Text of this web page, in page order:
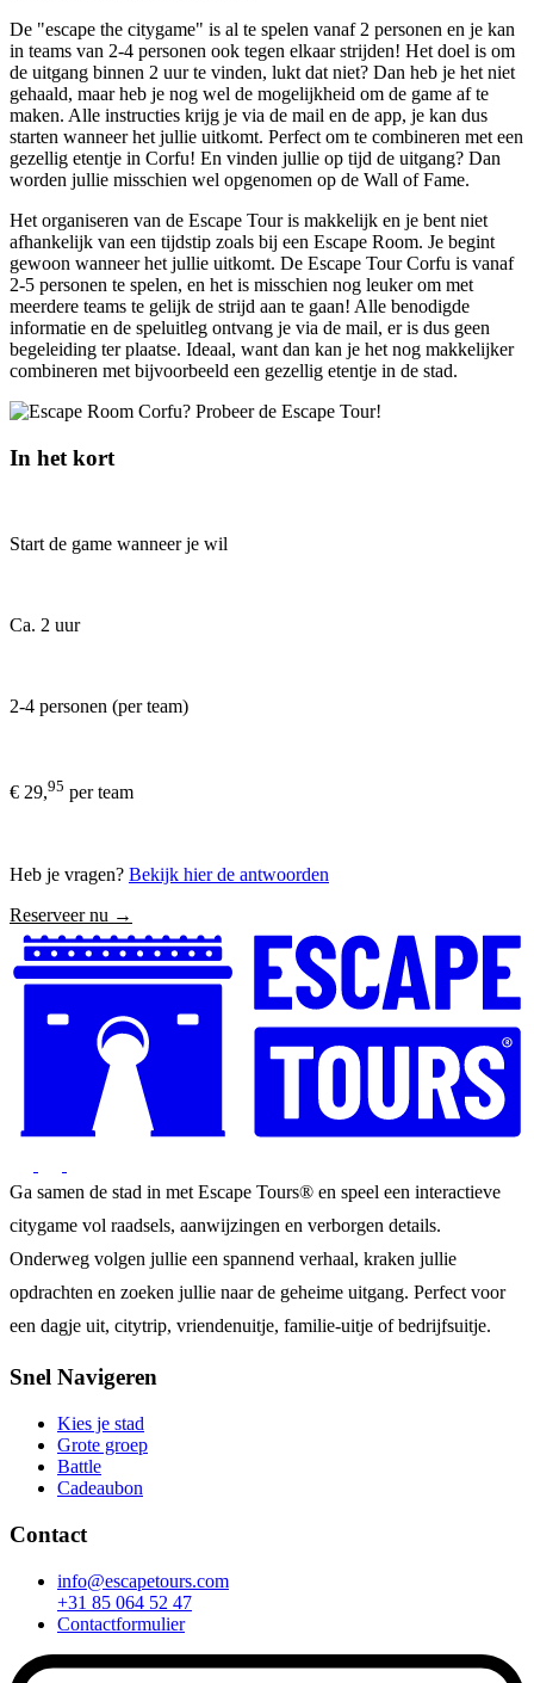
De "escape the citygame" is al te spelen vanaf 2 personen en je kan
in teams van 2-4 personen ook tegen elkaar strijden! Het doel is om
de uitgang binnen 2 uur te vinden, lukt dat niet? Dan heb je het niet
gehaald, maar heb je nog wel de mogelijkheid om de game af te
maken. Alle instructies krijg je via de mail en de app, je kan dus
starten wanneer het jullie uitkomt. Perfect om te combineren met een
gezellig etentje in Corfu! En vinden jullie op tijd de uitgang? Dan
worden jullie misschien wel opgenomen op de Wall of Fame.
Het organiseren van de Escape Tour is makkelijk en je bent niet
afhankelijk van een tijdstip zoals bij een Escape Room. Je begint
gewoon wanneer het jullie uitkomt. De Escape Tour Corfu is vanaf
2-5 personen te spelen, en het is misschien nog leuker om met
meerdere teams te gelijk de strijd aan te gaan! Alle benodigde
informatie en de speluitleg ontvang je via de mail, er is dus geen
begeleiding ter plaatse. Ideaal, want dan kan je het nog makkelijker
combineren met bijvoorbeeld een gezellig etentje in de stad.
In het kort
Start de game wanneer je wil
Ca. 2 uur
2-4 personen (per team)
€ 29,95 per team
Heb je vragen? Bekijk hier de antwoorden
Reserveer nu →
Ga samen de stad in met Escape Tours® en speel een interactieve
citygame vol raadsels, aanwijzingen en verborgen details.
Onderweg volgen jullie een spannend verhaal, kraken jullie
opdrachten en zoeken jullie naar de geheime uitgang. Perfect voor
een dagje uit, citytrip, vriendenuitje, familie-uitje of bedrijfsuitje.
Snel Navigeren
Kies je stad
Grote groep
Battle
Cadeaubon
Contact
info@escapetours.com
+31 85 064 52 47
Contactformulier